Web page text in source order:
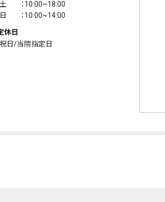
土 ：10:00~18:00
日 ：10:00~14:00
休日
祝日/当院指定日